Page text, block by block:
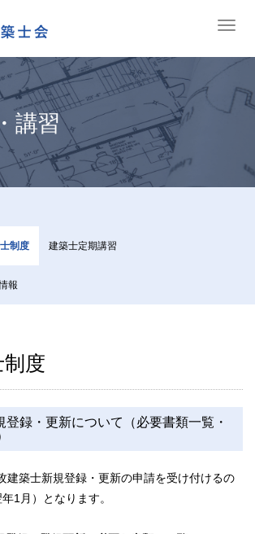
ナ
ゲ
シ
ョ
講習
制度 建築士定期講習
報
度
登録・更新について（必要書類一覧・
建築士新規登録・更新の申請を受け付けるの
1月）となります。